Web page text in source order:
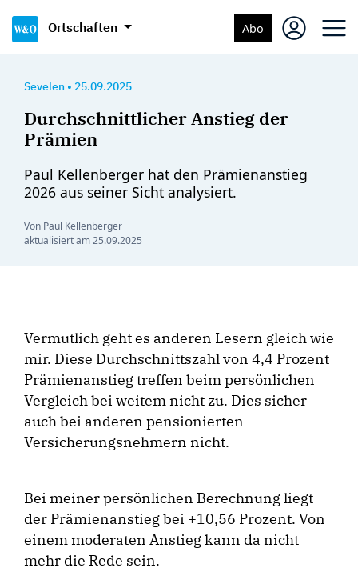
Ortschaften Abo
Sevelen • 25.09.2025
Durchschnittlicher Anstieg der
Prämien
Paul Kellenberger hat den Prämienanstieg
2026 aus seiner Sicht analysiert.
Von Paul Kellenberger
aktualisiert am25.09.2025
Vermutlich geht es anderen Lesern gleich wie
mir. Diese Durchschnittszahl von 4,4 Prozent
Prämienanstieg treffen beim persönlichen
Vergleich bei weitem nicht zu. Dies sicher
auch bei anderen pensionierten
Versicherungsnehmern nicht.
Bei meiner persönlichen Berechnung liegt
der Prämienanstieg bei +10,56 Prozent. Von
einem moderaten Anstieg kann da nicht
mehr die Rede sein.